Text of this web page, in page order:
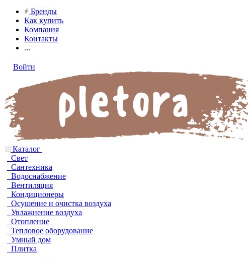
Бренды
Как купить
Компания
Контакты
...
Войти
Каталог
Свет
Сантехника
Водоснабжение
Вентиляция
Кондиционеры
Осушение и очистка воздуха
Увлажнение воздуха
Отопление
Тепловое оборудование
Умный дом
Плитка